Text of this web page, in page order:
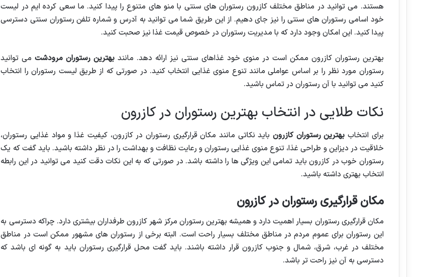
هستند. می توانید در مناطق مختلف کازرون رستوران های سنتی با منو های متنوع را پیدا کنید. ما سعی کرده ایم در لیست
خود اسامی رستوران های سنتی را نیز جای دهیم. از این طریق شما می توانید به آدرس و شماره تلفن رستوران سنتی دسترسی
پیدا کنید. این امکان وجود دارد که با مدیریت رستوران در خصوص قیمت غذا نیز صحبت کنید.
بهترین رستوران کازرون ممکن است در منوی خود غذاهای سنتی نیز ارائه دهد. مانند بهترین رستوران مرودشتمی توانید
رستوران مورد نظر را بر اساس عواملی مانند تنوع منوی غذایی انتخاب کنید. در صورتی که از طریق لیست رستوران را انتخاب
کنید می توانید با آن رستوران در تماس باشید.
نکات طلایی در انتخاب بهترین رستوران در کازرون
برای انتخاب بهترین رستوران کازرون باید نکاتی مانند مکان قرارگیری رستوران در کازرون، کیفیت غذا و مواد غذایی رستوران،
خلاقیت در دیزاین و طراحی غذا، تنوع منوی غذایی رستوران و رعایت نظافت و بهداشت را در نظر داشته باشید. باید گفت که یک
رستوران خوب در کازرون باید تمامی این ویژگی ها را داشته باشد. در صورتی که به این نکات دقت کنید می توانید در این رابطه
انتخاب بهتری داشته باشید.
مکان قرارگیری رستوران در کازرون
مکان قرارگیری رستوران بسیار اهمیت دارد و همیشه بهترین رستوران مرکز شهر کازرون طرفداران بیشتری دارد. چراکه دسترسی به
این رستوران برای عموم مردم در مناطق مختلف بسیار راحت است. البته برخی از رستوران های مشهور ممکن است در مناطق
مختلف در غرب، شرق، شمال و جنوب کازرون قرار داشته باشند. باید گفت محل قرارگیری رستوران باید به گونه ای باشد که
دسترسی به آن نیز راحت تر باشد.